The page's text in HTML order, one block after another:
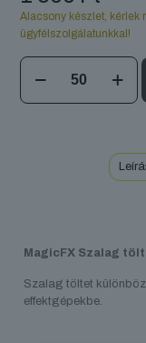
Alacsony készlet, kérlek
ügyfélszolgálatunkkal!
MagicFX
Szalag
töltet
MagicFX Szalag
Szalag töltet
effektgépekbe.